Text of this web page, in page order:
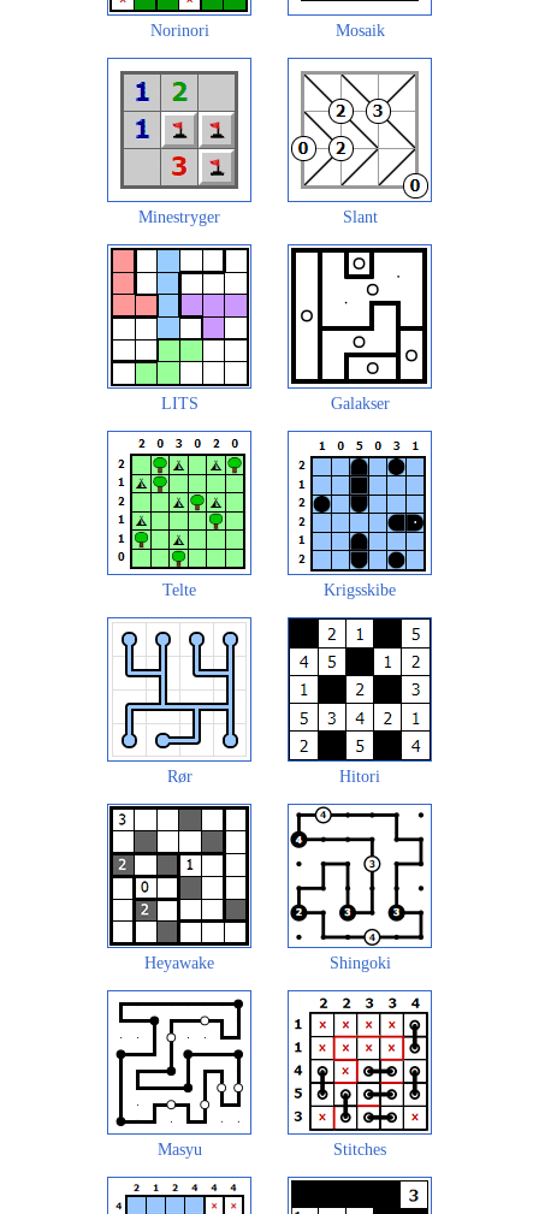
Norinori Mosaik
Minestryger Slant
LITS Galakser
Telte Krigsskibe
Rør Hitori
Heyawake Shingoki
Masyu Stitches